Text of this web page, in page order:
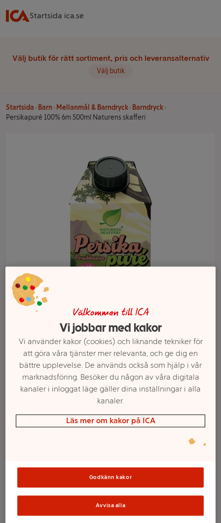
Startsida ica.se
Välj butik för rätt sortiment, pris och leveransalternativ
Välj butik
Startsida Barn Mellanmål & Barndryck
Barndryck
Persikapuré 100% 6m 500ml Naturens skafferi
Persikapuré 100%
Naturens skafferi
Naturens skafferi
Välj butik och handla
Sortimentet kan variera mellan butikerna
Välkommen till ICA
Vi jobbar med kakor
Vi använder kakor (cookies) och liknande tekniker för
att göra våra tjänster mer relevanta, och ge dig en
bättre upplevelse. De används också som hjälp i vår
marknadsföring. Besöker du någon av våra digitala
kanaler i inloggat läge gäller dina inställningar i alla
kanaler.
Läs mer om kakor på ICA
Godkänn kakor
Avvisa alla